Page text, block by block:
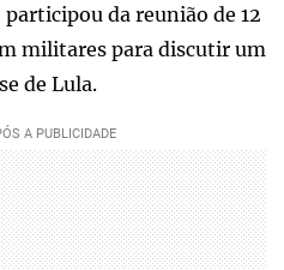
da reunião de 12
militares para discutir um
de Lula.